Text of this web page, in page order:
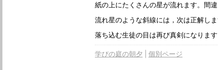
紙の上にたくさんの星が流れます。間
流れ星のような斜線には，次は正解し
落ち込む生徒の目は再び真剣になりま
学びの庭の朝夕 個別ページ